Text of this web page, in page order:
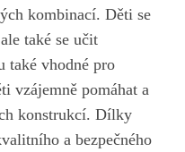
kombinací. Děti se
také se učit
‍také vhodné pro
⁤vzájemně pomáhat a
⁤konstrukcí. ⁤Dílky
a bezpečného